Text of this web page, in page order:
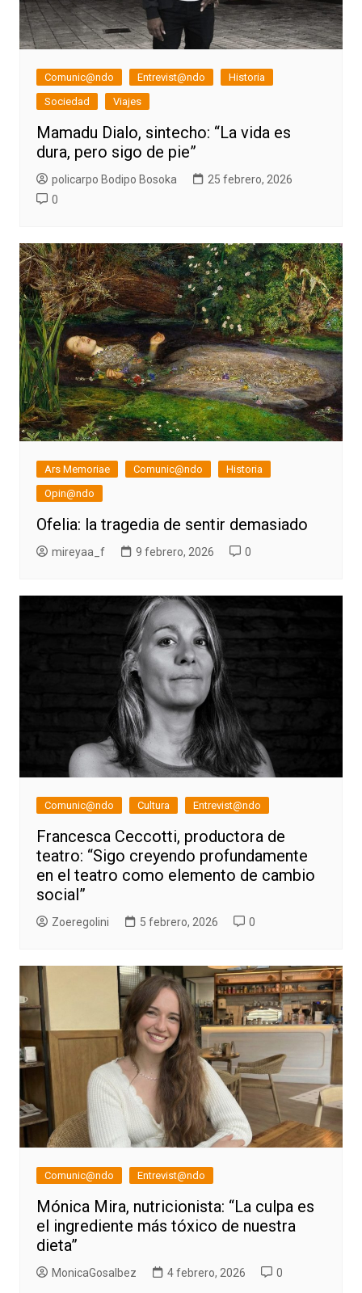
Comunic@ndo Entrevist@ndo
Historia
Sociedad
Viajes
Mamadu Dialo, sintecho: “La vida es
dura, pero sigo de pie”
policarpo Bodipo Bosoka
25 febrero, 2026
0
Ars Memoriae Comunic@ndo
Historia
Opin@ndo
Ofelia: la tragedia de sentir demasiado
mireyaa_f 9 febrero, 2026 0
Comunic@ndo Cultura Entrevist@ndo
Francesca Ceccotti, productora de
teatro: “Sigo creyendo profundamente
en el teatro como elemento de cambio
social”
Zoeregolini 5 febrero, 2026 0
Comunic@ndo Entrevist@ndo
Mónica Mira, nutricionista: “La culpa es
el ingrediente más tóxico de nuestra
dieta”
MonicaGosalbez 4 febrero, 2026 0